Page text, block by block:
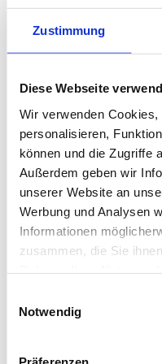
Zustimmung
Diese Webseite
Wir verwenden
personalisieren,
können und die Zugriffe
Außerdem geben wir
unserer Website an
Werbung und Analysen
Informationen
zusammen, die Sie
Notwendig
Best-Preis-Garantie
Endreinigung inklusive
Gäste-App mit
Dellertstraße 1, 26571 Juist
Objekt-Nr.: 3460010
Diese Unterkunft teilen: